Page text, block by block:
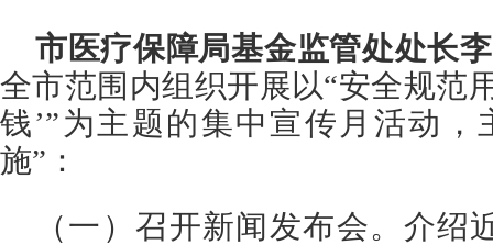
市医疗保障局基金监管处处长
全市范围内组织开展以“安全规范
钱’”为主题的集中宣传月活动
施”：
（一）召开新闻发布会。介绍